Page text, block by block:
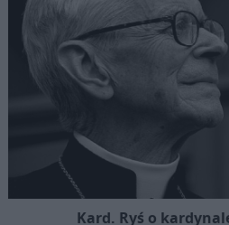
Kard. Ryś o